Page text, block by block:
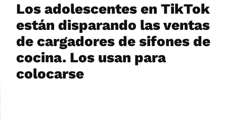
Los adolescentes en TikTok
están disparando las ventas
de cargadores de sifones de
cocina. Los usan para
colocarse